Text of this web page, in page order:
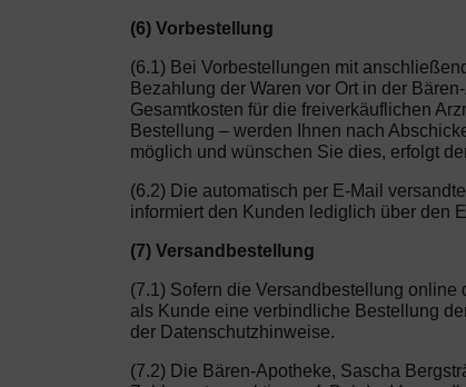
(6) Vorbestellung
(6.1) Bei Vorbestellungen mit
Bezahlung der Waren vor Ort in der
Gesamtkosten für die freiverkäuflichen
Bestellung – werden Ihnen nach
möglich und wünschen Sie dies, erfolgt
(6.2) Die automatisch per E-Mail
informiert den Kunden lediglich über den
(7) Versandbestellung
(7.1) Sofern die Versandbestellung online
als Kunde eine verbindliche Bestellung
der Datenschutzhinweise.
(7.2) Die Bären-Apotheke, Sascha